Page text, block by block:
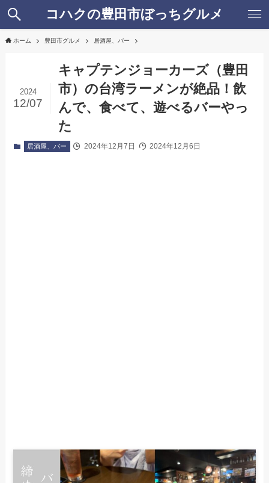
コハクの豊田市ぼっちグルメ
ホーム 豊田市グルメ 居酒屋、バー
キャプテンジョーカーズ（豊田
市）の台湾ラーメンが絶品！飲
んで、食べて、遊べるバーやっ
た
2024
12/07
居酒屋、バー 2024年12月7日 2024年12月6日